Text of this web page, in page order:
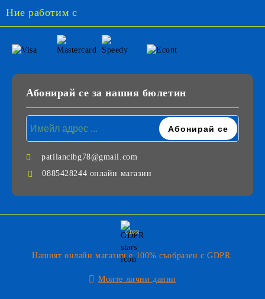
Ние работим с
Абонирай се за нашия бюлетин
patilancibg78@gmail.com
0885428244 онлайн магазин
GDPR
Нашият онлайн магазин е 100% съобразен с GDPR.
Моите лични данни